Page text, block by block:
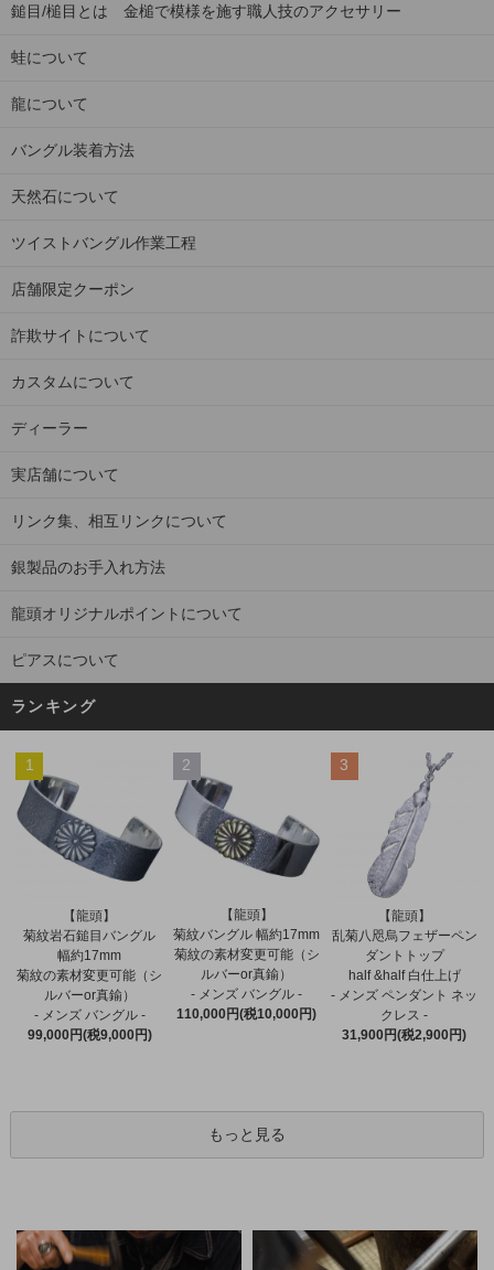
鎚目/槌目とは 金槌で模様を施す職人技のアクセサリー
蛙について
龍について
バングル装着方法
天然石について
ツイストバングル作業工程
店舗限定クーポン
詐欺サイトについて
カスタムについて
ディーラー
実店舗について
リンク集、相互リンクについて
銀製品のお手入れ方法
龍頭オリジナルポイントについて
ピアスについて
ランキング
1
【龍頭】
菊紋岩石鎚目バングル
幅約17mm
菊紋の素材変更可能（シ
ルバーor真鍮）
- メンズ バングル -
99,000円(税9,000円)
2
【龍頭】
菊紋バングル 幅約17mm
菊紋の素材変更可能（シ
ルバーor真鍮）
- メンズ バングル -
110,000円(税10,000円)
3
【龍頭】
乱菊八咫烏フェザーペン
ダントトップ
half &half 白仕上げ
- メンズ ペンダント ネッ
クレス -
31,900円(税2,900円)
もっと見る